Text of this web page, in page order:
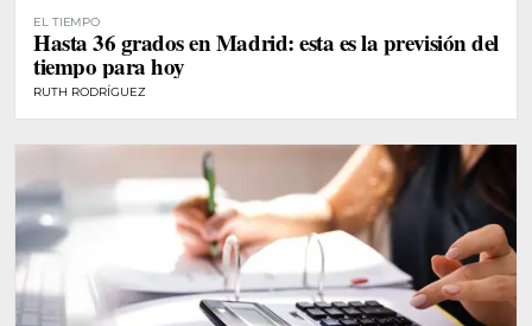
EL TIEMPO
Hasta 36 grados en Madrid: esta es la previsión del
tiempo para hoy
RUTH RODRÍGUEZ